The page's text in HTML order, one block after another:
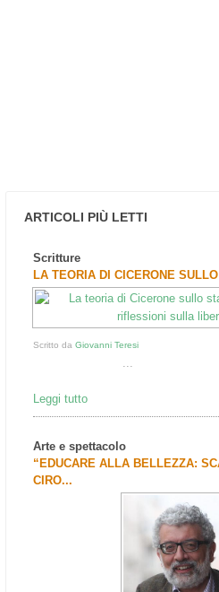
ARTICOLI PIÙ LETTI
Scritture
LA TEORIA DI CICERONE
Scritto daGiovanni Teresi
...
Leggi tutto
Arte e spettacolo
“EDUCARE ALLA BELLEZZA:
CIRO...